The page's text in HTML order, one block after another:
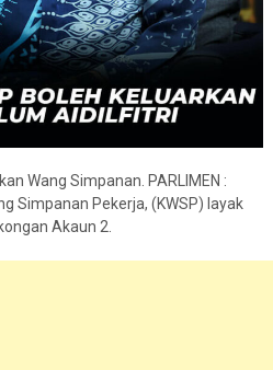
Wang Simpanan. PARLIMEN :
Simpanan Pekerja, (KWSP) layak
Akaun 2.